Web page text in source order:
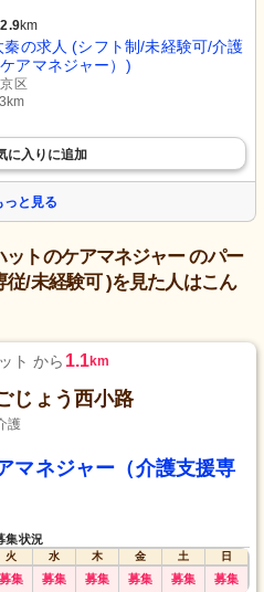
2.9km
秦の求人 (シフト制/未経験可/介護
アマネジャー）)
区
に入り に追加
っと見る
トのケアマネジャー のパー
従/未経験可 )を見た人はこん
ト から 1.1km
じょう西小路
護
マネジャー（介護支援専
集状況
火 水 木 金 土
日
募集 募集 募集 募集 募集 募集